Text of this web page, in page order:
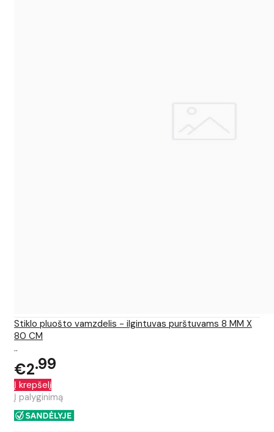
Stiklo pluošto vamzdelis - ilgintuvas purštuvams 8 MM X
80 CM
..
€2 99
Į krepšelį
Į palyginimą